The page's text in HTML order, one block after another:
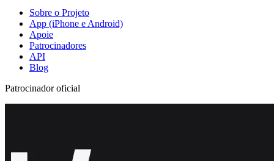
Sobre o Projeto
App (iPhone e Android)
Apoie
Patrocinadores
API
Blog
Patrocinador oficial